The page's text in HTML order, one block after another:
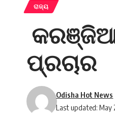
ରାଜ୍ୟ
କରଞ୍ଜିଆ
ପ୍ରଚାର
Last updated: May
Odisha Hot News